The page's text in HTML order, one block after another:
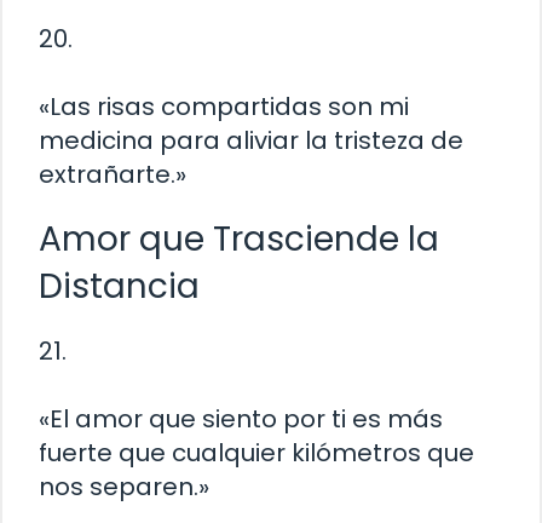
20.
«Las risas compartidas son mi
medicina para aliviar la tristeza de
extrañarte.»
Amor que Trasciende la
Distancia
21.
«El amor que siento por ti es más
fuerte que cualquier kilómetros que
nos separen.»